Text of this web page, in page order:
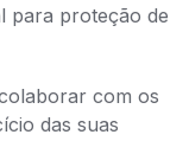
para proteção de
com os
das suas